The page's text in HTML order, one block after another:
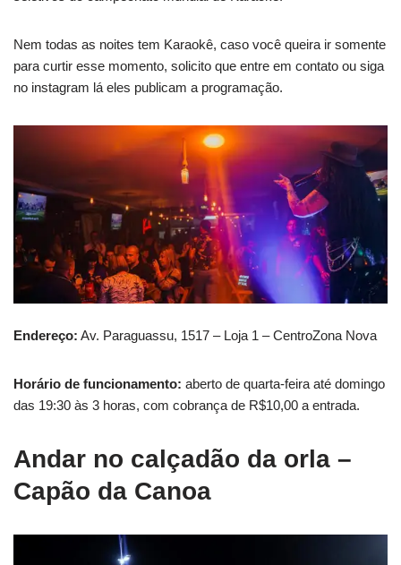
Nem todas as noites tem Karaokê, caso você queira ir somente
para curtir esse momento, solicito que entre em contato ou siga
no instagram lá eles publicam a programação.
Endereço: Av. Paraguassu, 1517 – Loja 1 – CentroZona Nova
Horário de funcionamento: aberto de quarta-feira até domingo
das 19:30 às 3 horas, com cobrança de R$10,00 a entrada.
Andar no calçadão da orla –
Capão da Canoa